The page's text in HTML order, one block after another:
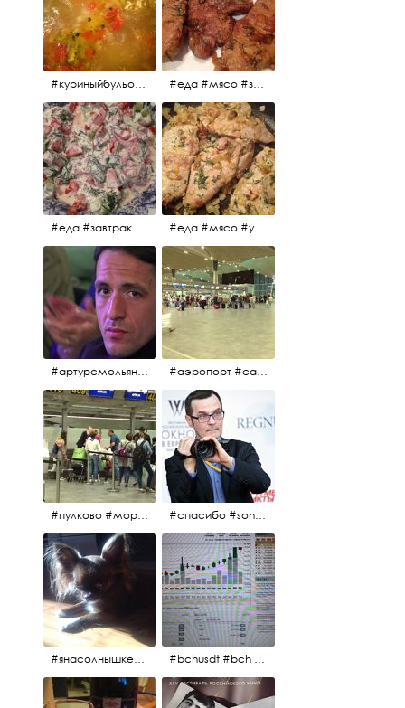
#куриныйбульон #лавровыйлист #помидоры #картофель #чеснок #лук #морковь #приправы #перецдушистый #курица #ужин #еда #сольповкусу #жёлтыйкарри #имбирь #кориандр #кокос #лимонныйсок #оливковоемасло #кумин #кайенскийперец #еда #мясо #завтрак #источниквдохновения #люблюготовить
#еда #завтрак #витамины #помидоры #укроп #огурцы #сметана #салат #еда #мясо #утро #завтрак #едакакисточниквдохновения
#артурсмольянинов @melnikovadsh #artursmolyaninov #аэропорт #санктпетербург #пулково #мореморе #моремолнцепесок #дваночи
#пулково #море #песок #лето #морепесоксолнце #дваночи #спасибо #sony #nikon #oknofestivsl @alex_kurov #aplgallery
#янасолнышкележу #янасолнышкогляжу #чихуахуа #bchusdt #bch #usdt #sell #buy #exchange #markets #bitcoincash #cryptocurrency #pump